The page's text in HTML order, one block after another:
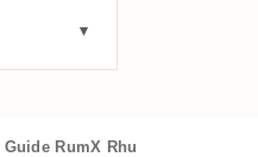
Guide RumX Rhums similaires